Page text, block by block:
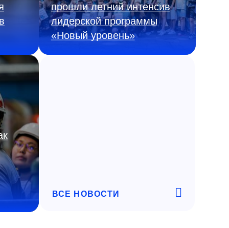
прошли летний интенсив
лидерской программы
«Новый уровень»
ВСЕ НОВОСТИ